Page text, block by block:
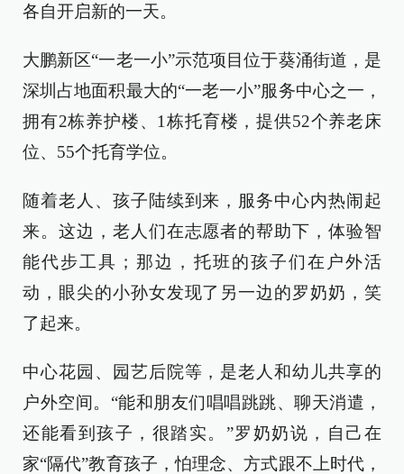
各自开启新的一天。
大鹏新区“一老一小”示范项目位于葵涌街道，是
深圳占地面积最大的“一老一小”服务中心之一，
拥有2栋养护楼、1栋托育楼，提供52个养老床
位、55个托育学位。
随着老人、孩子陆续到来，服务中心内热闹起
来。这边，老人们在志愿者的帮助下，体验智
能代步工具；那边，托班的孩子们在户外活
动，眼尖的小孙女发现了另一边的罗奶奶，笑
了起来。
中心花园、园艺后院等，是老人和幼儿共享的
户外空间。“能和朋友们唱唱跳跳、聊天消遣，
还能看到孩子，很踏实。”罗奶奶说，自己在
家“隔代”教育孩子，怕理念、方式跟不上时代，